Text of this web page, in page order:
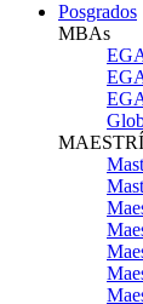
Posgrados
MBAs